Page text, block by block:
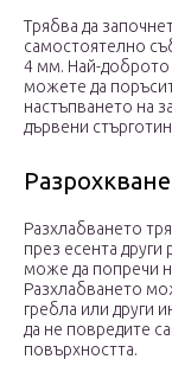
Трябва да
самостоятелно
4 мм. Най-доброто
можете да
настъпването на
дървени
Разхлабването
през есента
може да попречи
Разхлабването
гребла или други
да не повредите
повърхността.